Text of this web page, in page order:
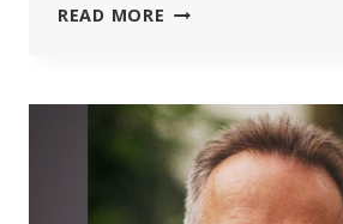
READ MORE FĂRĂ
ZUCKERBERG
&
CO
FINANȚEAZĂ
UN